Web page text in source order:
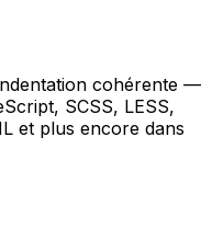
cohérente —
SCSS, LESS,
et plus encore dans